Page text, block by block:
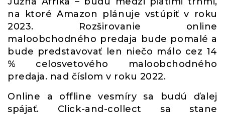
na ktoré Amazon plánuje vstúpiť v roku
2023. Rozširovanie online
maloobchodného predaja bude pomalé a
bude predstavovať len niečo málo cez 14
% celosvetového maloobchodného
predaja. nad číslom v roku 2022.
Online a offline vesmíry sa budú ďalej
spájať. Click-and-collect sa stane